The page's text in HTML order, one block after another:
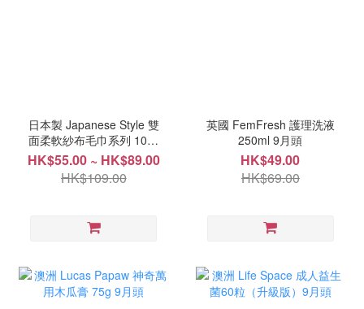
日本製 Japanese Style 雙
面柔軟紗布毛巾系列 10月
HK$55.00 ~ HK$89.00
HK$109.00
英國 FemFresh 護理洗液
250ml 9月頭
HK$49.00
HK$69.00